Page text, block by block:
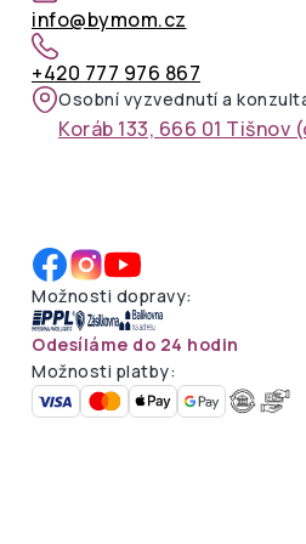
info@bymom.cz
+420 777 976 867
Osobní vyzvednutí a
Koráb 133, 666 01
Možnosti dopravy:
Odesíláme do 24 hodin
Možnosti platby: